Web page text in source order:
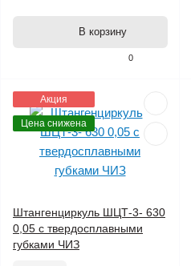
0
В корзину
Акция
Цена снижена
Штангенциркуль ШЦТ-3- 630
0,05 с твердосплавными
губками ЧИЗ